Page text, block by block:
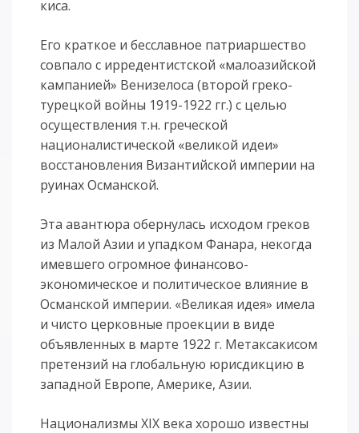
ки­са.
Его краткое и бесславное патриаршество
совпало с ирредентистской «малоазийской
кампанией» Венизелоса (второй греко-
турецкой войны 1919-1922 гг.) с целью
осуществления т.н. греческой
националистической «великой идеи»
восстановления Византийской империи на
руинах Османской.
Эта авантюра обернулась исходом греков
из Малой Азии и упадком Фанара, некогда
имевшего огромное финансово-
экономическое и политическое влияние в
Османской империи. «Великая идея» имела
и чисто церковные проекции в виде
объявленных в марте 1922 г. Метаксакисом
претензий на глобальную юрисдикцию в
западной Европе, Америке, Азии.
Национализмы XIX века хорошо известны